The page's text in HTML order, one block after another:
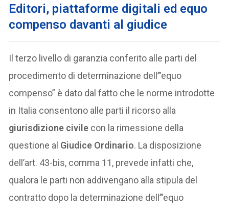
Editori, piattaforme digitali ed equo
compenso davanti al giudice
Il terzo livello di garanzia conferito alle parti del
procedimento di determinazione dell’”equo
compenso” è dato dal fatto che le norme introdotte
in Italia consentono alle parti il ricorso alla
giurisdizione civile con la rimessione della
questione al Giudice Ordinario. La disposizione
dell’art. 43-bis, comma 11, prevede infatti che,
qualora le parti non addivengano alla stipula del
contratto dopo la determinazione dell’”equo